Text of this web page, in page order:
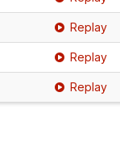
Replay
Replay
Replay